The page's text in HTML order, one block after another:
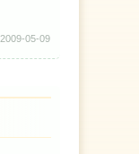
2009-05-09